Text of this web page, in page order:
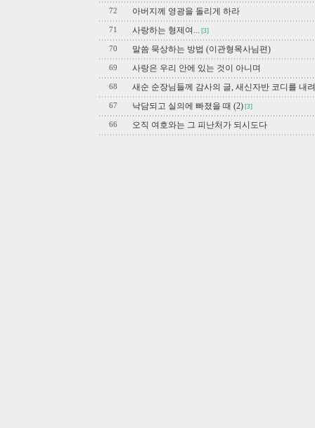
72 아버지께 영광을 돌리게 하라
71 사랑하는 형제여... [3]
70 말씀 묵상하는 방법 (이관형목사님편)
69 사랑은 우리 안에 있는 것이 아니며
68 새순 순장님들께 감사의 글, 새신자반 코디를 내
67 낙담되고 실의에 빠졌을 때 (2) [3]
66 오직 여호와는 그 피난처가 되시도다